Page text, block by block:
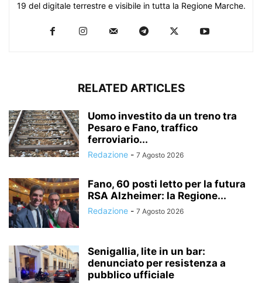
19 del digitale terrestre e visibile in tutta la Regione Marche.
RELATED ARTICLES
Uomo investito da un treno tra
Pesaro e Fano, traffico
ferroviario...
Redazione - 7 Agosto 2026
Fano, 60 posti letto per la futura
RSA Alzheimer: la Regione...
Redazione - 7 Agosto 2026
Senigallia, lite in un bar:
denunciato per resistenza a
pubblico ufficiale